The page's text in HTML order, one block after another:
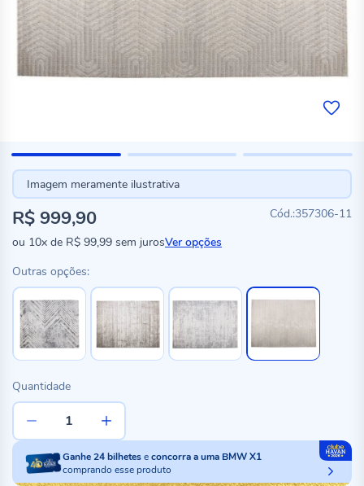
Imagem meramente ilustrativa
357306-11
R$ 999,90
ou 10x de R$ 99,99 sem jurosVer opções
Outras opções:
Quantidade
Ganhe24bilheteseconcorra a uma BMW X1
comprando esse produto